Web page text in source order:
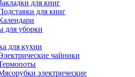
для книг
для книг
для уборки
для кухни
чайники
электрические